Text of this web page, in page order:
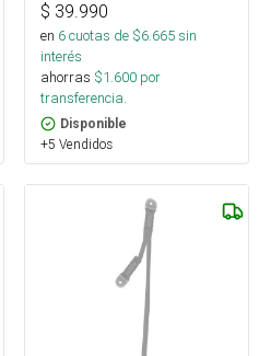
$ 39.990
en 6cuotas de $6.665sin
interés
ahorras $1.600 por
transferencia.
Disponible
+5 Vendidos